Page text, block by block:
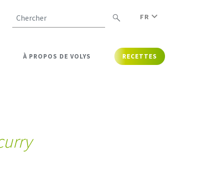
FR
À PROPOS DE VOLYS RECETTES